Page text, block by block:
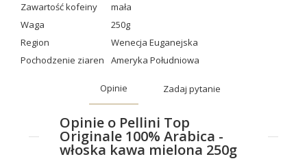
Zawartość kofeiny
mała
Waga
250g
Region
Wenecja Euganejska
Pochodzenie ziaren
Ameryka Południowa
Opinie Zadaj pytanie
Opinie o Pellini Top
Originale 100% Arabica -
włoska kawa mielona 250g